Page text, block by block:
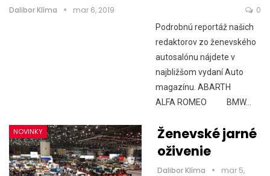
Dalibor Klíma mar 6, 2019 0
Podrobnú reportáž našich
redaktorov zo ženevského
autosalónu nájdete v
najbližšom vydaní Auto
magazínu. ABARTH
ALFA ROMEO BMW…
NOVINKY
Ženevské jarné
oživenie
Dalibor Klíma
mar 5,